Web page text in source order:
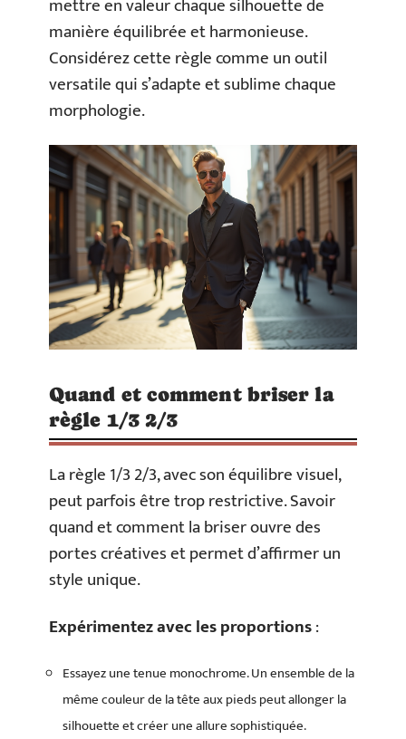
mettre en valeur chaque silhouette de
manière équilibrée et harmonieuse.
Considérez cette règle comme un outil
versatile qui s’adapte et sublime chaque
morphologie.
Quand et comment briser la
règle 1/3 2/3
La règle 1/3 2/3, avec son équilibre visuel,
peut parfois être trop restrictive. Savoir
quand et comment la briser ouvre des
portes créatives et permet d’affirmer un
style unique.
Expérimentez avec les proportions:
Essayez une tenue monochrome. Un ensemble de la
même couleur de la tête aux pieds peut allonger la
silhouette et créer une allure sophistiquée.